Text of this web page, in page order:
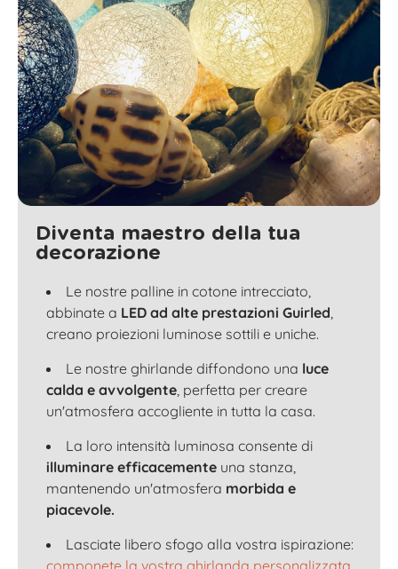
Diventa maestro della tua
decorazione
Le nostre palline in cotone intrecciato,
abbinate a LED ad alte prestazioni Guirled
creano proiezioni luminose sottili e uniche.
Le nostre ghirlande diffondono una luce
calda e avvolgente , perfetta per creare
un'atmosfera accogliente in tutta la casa.
La loro intensità luminosa consente di
illuminare efficacemente una stanza,
mantenendo un'atmosfera morbida e
piacevole.
Lasciate libero sfogo alla vostra ispirazione:
componete la vostra ghirlanda personalizzata